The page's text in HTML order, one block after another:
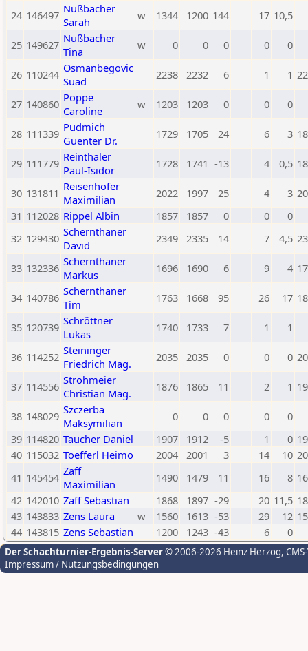
24 146497 Nußbacher
Sarah
w 1344 1200 144 17 10,5
25 149627 Nußbacher
Tina
w 0 0 0 0 0
26 110244 Osmanbegovic
Suad
2238 2232 6 1 1
27 140860 Poppe
Caroline
w 1203 1203 0 0 0
28 111339 Pudmich
Guenter Dr.
1729 1705 24 6 3
29 111779 Reinthaler
Paul-Isidor
1728 1741 -13 4 0,5
30 131811 Reisenhofer
Maximilian
2022 1997 25 4 3
31 112028 Rippel Albin 1857 1857 0 0
0
32 129430 Schernthaner
David
2349 2335 14 7 4,5
33 132336 Schernthaner
Markus
1696 1690 6 9 4
34 140786 Schernthaner
Tim
1763 1668 95 26 17
35 120739 Schröttner
Lukas
1740 1733 7 1 1
36 114252 Steininger
Friedrich Mag.
2035 2035 0 0 0
37 114556 Strohmeier
Christian Mag.
1876 1865 11 2 1
38 148029 Szczerba
Maksymilian
0 0 0 0
0
39 114820 Taucher Daniel 1907 1912 -5 1 0
40 115032 Toefferl Heimo 2004 2001 3 14 10
41 145454 Zaff
Maximilian
1490 1479 11 16 8
42 142010 Zaff Sebastian 1868 1897 -29 20 11,5
43 143833 Zens Laura w 1560 1613 -53 29 12
44 143815 Zens Sebastian 1200 1243 -43 6 0
Der Schachturnier-Ergebnis-Server© 2006-2026 Heinz Herzog,
Impressum / Nutzungsbedingungen